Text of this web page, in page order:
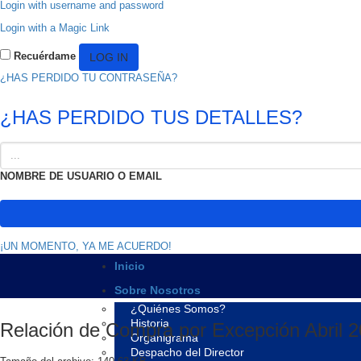
Login with username and password
Login with a Magic Link
Recuérdame
¿HAS PERDIDO TU CONTRASEÑA?
¿HAS PERDIDO TUS DETALLES?
NOMBRE DE USUARIO O EMAIL
¡UN MOMENTO, YA ME ACUERDO!
Inicio
Sobre Nosotros
¿Quiénes Somos?
Historia
Organigrama
Despacho del Director
Relación de Compra por Excepción Abril